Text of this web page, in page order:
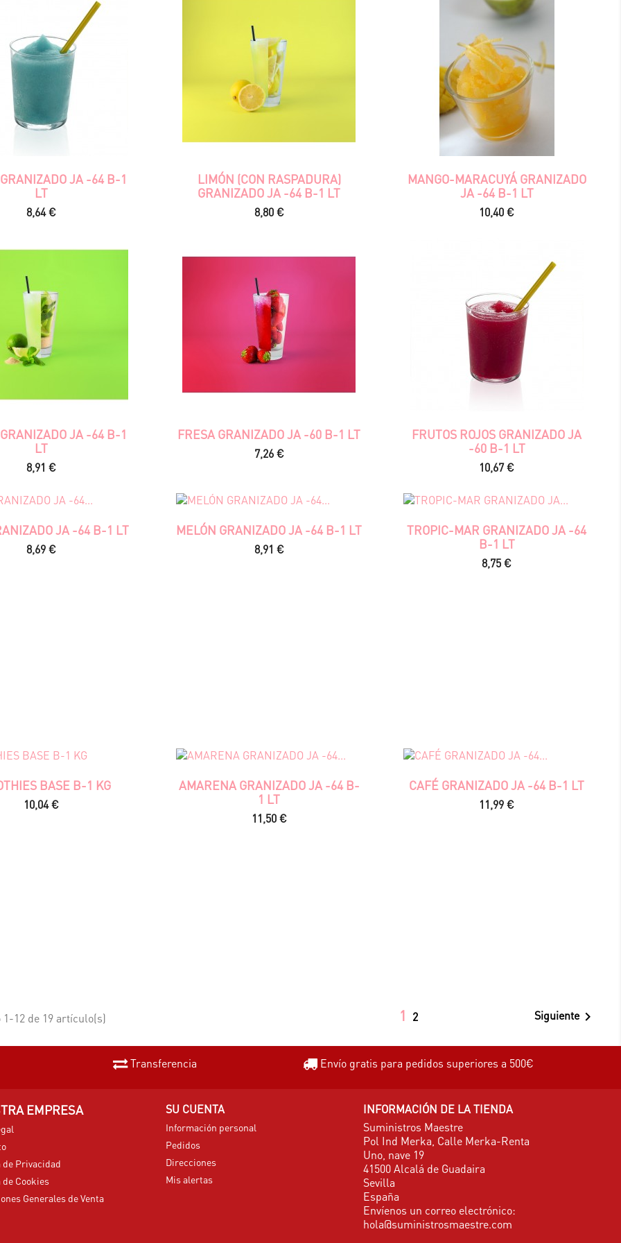
JA -64 B-1
LT
Precio
8,64 €
LIMÓN (CON RASPADURA)
GRANIZADO JA -64 B-1 LT
Precio
8,80 €
MANGO-MARACUYÁ GRANIZADO
JA -64 B-1 LT
Precio
10,40 €
JA -64 B-1
LT
Precio
8,91 €
FRESA GRANIZADO JA -60 B-1 LT
Precio
7,26 €
FRUTOS ROJOS GRANIZADO JA
-60 B-1 LT
Precio
10,67 €
JA -64 B-1 LT
Precio
8,69 €
MELÓN GRANIZADO JA -64 B-1 LT
Precio
8,91 €
TROPIC-MAR GRANIZADO JA -64
B-1 LT
Precio
8,75 €
BASE B-1 KG
Precio
10,04 €
AMARENA GRANIZADO JA -64 B-
1 LT
Precio
11,50 €
CAFÉ GRANIZADO JA -64 B-1 LT
Precio
11,99 €
12 de 19 artículo(s) 1 2 Siguiente
Transferencia Envío gratis para pedidos superiores a 500€
EMPRESA
Privacidad
Cookies
Generales de Venta
SU CUENTA
Información personal
Pedidos
Direcciones
Mis alertas
INFORMACIÓN DE LA TIENDA
Suministros Maestre
Pol Ind Merka, Calle Merka-Renta
Uno, nave 19
41500 Alcalá de Guadaira
Sevilla
España
Envíenos un correo electrónico:
hola@suministrosmaestre.com